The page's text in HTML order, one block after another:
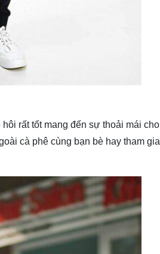
rất tốt mang đến sự thoải mái cho
cà phê cùng bạn bè hay tham gia